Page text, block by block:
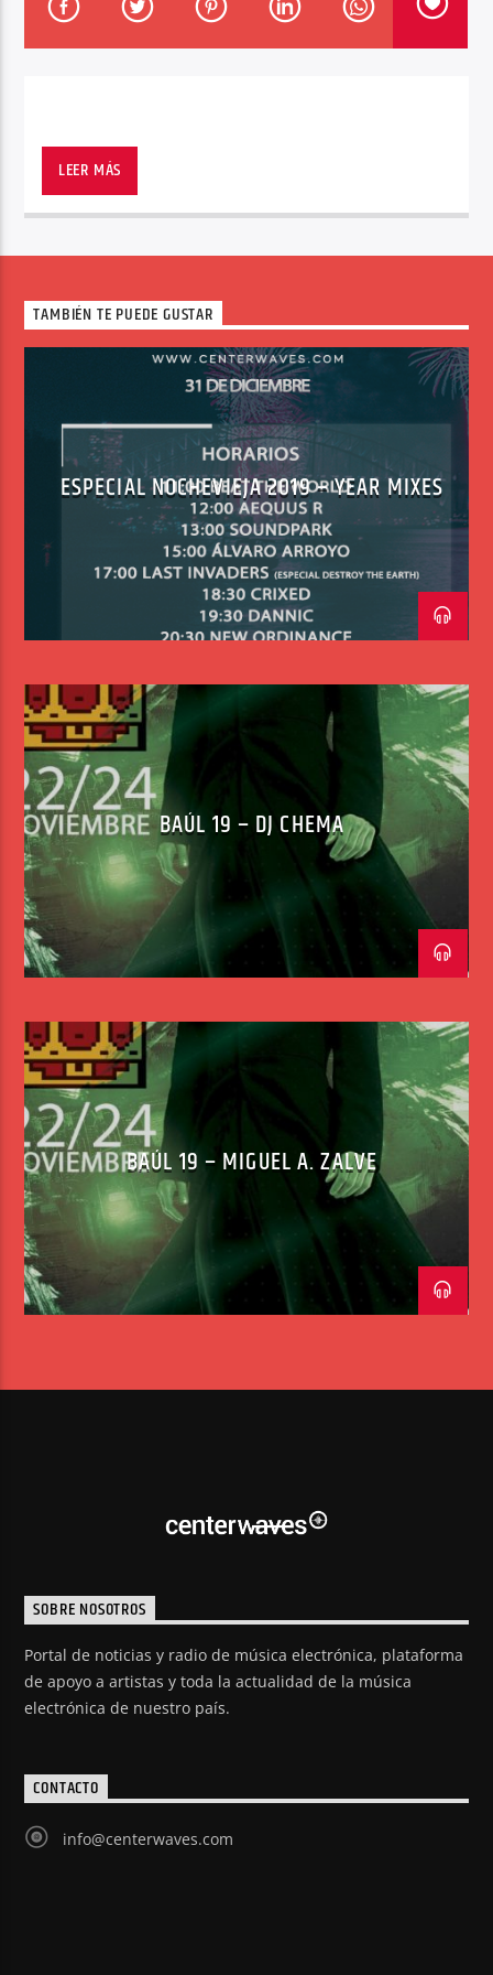
Center Waves
LEER MÁS
TAMBIÉN TE PUEDE GUSTAR
ESPECIAL NOCHEVIEJA 2019 – YEAR MIXES
BAÚL 19 – DJ CHEMA
BAÚL 19 – MIGUEL A. ZALVE
SOBRE NOSOTROS
Portal de noticias y radio de música electrónica, plataforma
de apoyo a artistas y toda la actualidad de la música
electrónica de nuestro país.
CONTACTO
info@centerwaves.com